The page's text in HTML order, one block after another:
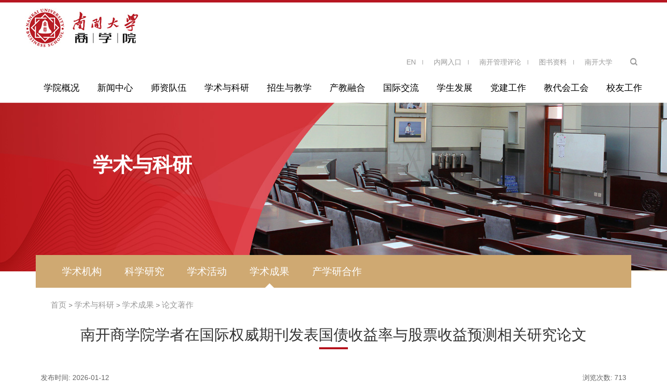
EN 内网入口 南开管理评论 图书资料 南开大学
学院概况 新闻中心 师资队伍 学术与科研 招生与教学 产教融合 国际交流 学生发展 党建工作 教代会工会 校友工作
学术与科研
学术机构 科学研究 学术活动 学术成果 产学研合作
首页 学术与科研 学术成果 论文著作
南开商学院学者在国际权威期刊发表国债收益率与股票收益预测相关研究论文
发布时间: 2026-01-12 浏览次数: 713